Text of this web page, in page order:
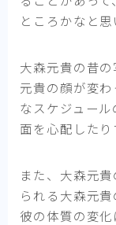
ところかなと思
大森元貴の昔
元貴の顔が変
なスケジュー
面を心配したり
また、大森元
られる大森元
彼の体質の変